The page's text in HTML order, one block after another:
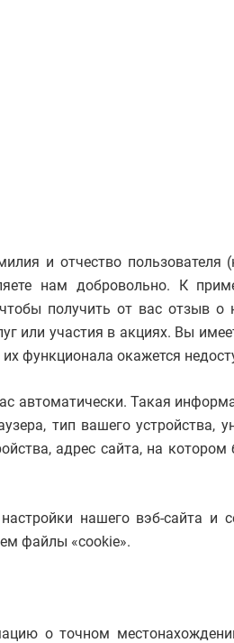
и отчество пользователя
нам добровольно. К
получить от вас отзыв
или участия в акциях. Вы
функционала окажется
автоматически. Такая
тип вашего устройства,
адрес сайта, на
нашего вэб-сайта и
файлы «cookie».
о точном